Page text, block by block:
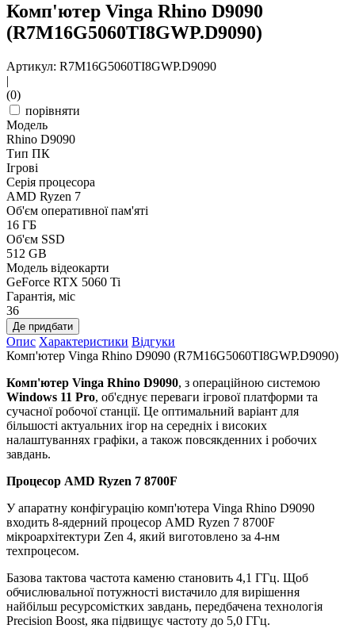
Комп'ютер Vinga Rhino D9090
(R7M16G5060TI8GWP.D9090)
Артикул: R7M16G5060TI8GWP.D9090
|
(0)
порівняти
Модель
Rhino D9090
Тип ПК
Ігрові
Серія процесора
AMD Ryzen 7
Об'єм оперативної пам'яті
16 ГБ
Об'єм SSD
512 GB
Модель відеокарти
GeForce RTX 5060 Ti
Гарантія, міс
36
Де придбати
Опис Характеристики Відгуки
Комп'ютер Vinga Rhino D9090 (R7M16G5060TI8GWP.D9090)
Комп'ютер Vinga Rhino D9090, з операційною системою
Windows 11 Pro, об'єднує переваги ігрової платформи та
сучасної робочої станції. Це оптимальний варіант для
більшості актуальних ігор на середніх і високих
налаштуваннях графіки, а також повсякденних і робочих
завдань.
Процесор AMD Ryzen 7 8700F
У апаратну конфігурацію комп'ютера Vinga Rhino D9090
входить 8-ядерний процесор AMD Ryzen 7 8700F
мікроархітектури Zen 4, який виготовлено за 4-нм
техпроцесом.
Базова тактова частота каменю становить 4,1 ГГц. Щоб
обчислювальної потужності вистачило для вирішення
найбільш ресурсомістких завдань, передбачена технологія
Precision Boost, яка підвищує частоту до 5,0 ГГц.